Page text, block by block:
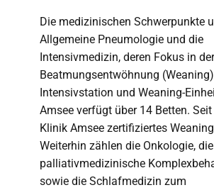
Die medizinischen Schwerpunkte
Allgemeine Pneumologie und die
Intensivmedizin, deren Fokus in der
Beatmungsentwöhnung
Intensivstation und Weaning-
Amsee verfügt über 14 Betten.
Klinik Amsee zertifiziertes
Weiterhin zählen die Onkologie, die
palliativmedizinische
sowie die Schlafmedizin zum